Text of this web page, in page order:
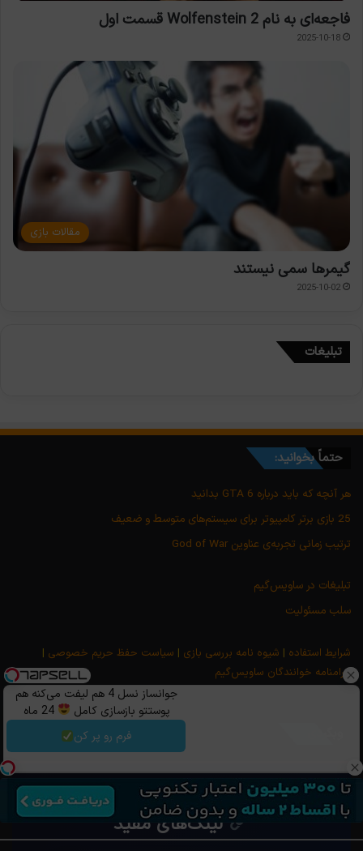
فاجعه‌ای به نام Wolfenstein 2 قسمت اول
2025-10-18
مقالات بازی
گیمرها سمی نیستند
2025-10-02
تبلیغات
حتماً بخوانید:
هر آنچه که باید درباره GTA 6 بدانید
25 بازی برتر کامپیوتر برای سیستم‌های متوسط و ضعیف
ترتیب زمانی تجربه‌ی عناوین God of War
تبلیغات در ساویس‌گیم
سلب مسئولیت
شرایط استفاده | شیوه نامه بررسی بازی | سیاست حفظ حریم خصوصی |
مرامنامه خوانندگان ساویس‌گیم
لینک‌های مفید
جوانساز نسل 4 هم لیفت می‌کنه هم
پوستتو بازسازی کامل
24 ماه
ماندگاری
فرم رو پر کن